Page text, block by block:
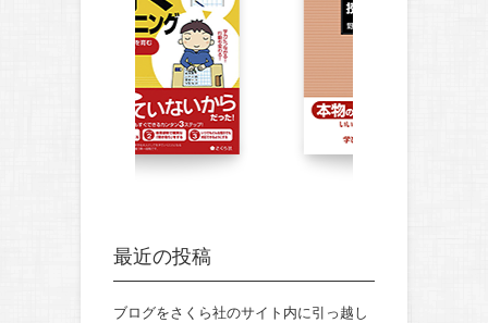
最近の投稿
ブログをさくら社のサイト内に引っ越し